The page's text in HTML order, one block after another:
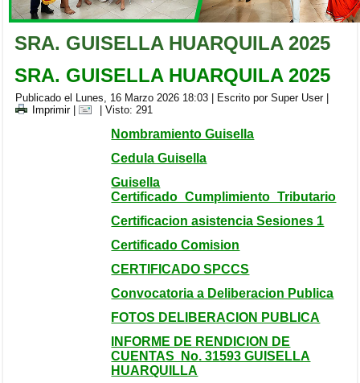
SRA. GUISELLA HUARQUILA 2025
SRA. GUISELLA HUARQUILA 2025
Publicado el Lunes, 16 Marzo 2026 18:03 Escrito por Super User|
Imprimir| | Visto: 291
Nombramiento Guisella
Cedula Guisella
Guisella
Certificado_Cumplimiento_Tributario
Certificacion asistencia Sesiones 1
Certificado Comision
CERTIFICADO SPCCS
Convocatoria a Deliberacion Publica
FOTOS DELIBERACION PUBLICA
INFORME DE RENDICION DE
CUENTAS No. 31593 GUISELLA
HUARQUILLA